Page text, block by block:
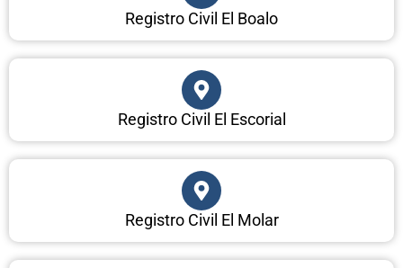
Registro Civil El Boalo
Registro Civil El Escorial
Registro Civil El Molar